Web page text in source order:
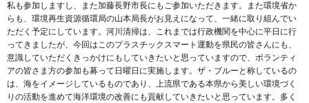
私も参加しますし、また加藤長野市長にもご参加いただきます。また環境省か
らも、環境再生資源循環局の山本局長がお見えになって、一緒に取り組んでい
ただく予定にしています。河川清掃は、これまでは行政機関を中心に平日に行
ってきましたが、今回はこのプラスチックスマート運動を県民の皆さんにも、
意識していただくきっかけにもしていきたいと思っていますので、ボランティ
アの皆さま方の参加も募って日曜日に実施します。ザ・ブルーと称しているの
は、海をイメージしているものであり、上流県である本県から美しい環境づく
りの活動を進めて海洋環境の改善にも貢献していきたいと思っています。多く